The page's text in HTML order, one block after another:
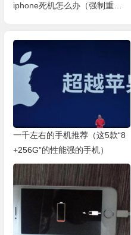
iphone死机怎么办（强制重启方法总结，解救iPhone死机）
一千左右的手机推荐（这5款“8
+256G”的性能强的手机）